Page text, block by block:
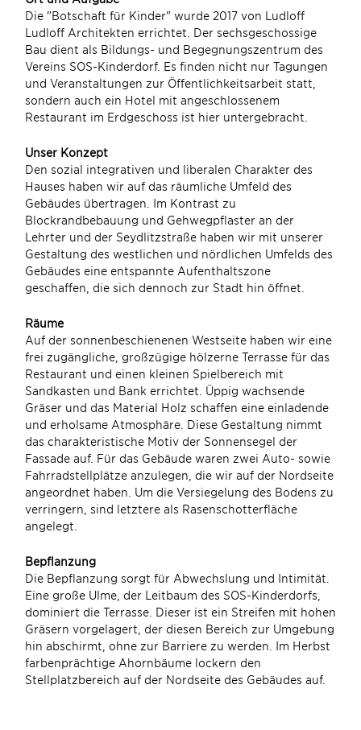
Die "Botschaft für Kinder" wurde 2017 von Ludloff
Ludloff Architekten errichtet. Der sechsgeschossige
Bau dient als Bildungs- und Begegnungszentrum des
Vereins SOS-Kinderdorf. Es finden nicht nur Tagungen
und Veranstaltungen zur Öffentlichkeitsarbeit statt,
sondern auch ein Hotel mit angeschlossenem
Restaurant im Erdgeschoss ist hier untergebracht.
Unser Konzept
Den sozial integrativen und liberalen Charakter des
Hauses haben wir auf das räumliche Umfeld des
Gebäudes übertragen. Im Kontrast zu
Blockrandbebauung und Gehwegpflaster an der
Lehrter und der Seydlitzstraße haben wir mit unserer
Gestaltung des westlichen und nördlichen Umfelds des
Gebäudes eine entspannte Aufenthaltszone
geschaffen, die sich dennoch zur Stadt hin öffnet.
Räume
Auf der sonnenbeschienenen Westseite haben wir eine
frei zugängliche, großzügige hölzerne Terrasse für das
Restaurant und einen kleinen Spielbereich mit
Sandkasten und Bank errichtet. Üppig wachsende
Gräser und das Material Holz schaffen eine einladende
und erholsame Atmosphäre. Diese Gestaltung nimmt
das charakteristische Motiv der Sonnensegel der
Fassade auf. Für das Gebäude waren zwei Auto- sowie
Fahrradstellplätze anzulegen, die wir auf der Nordseite
angeordnet haben. Um die Versiegelung des Bodens zu
verringern, sind letztere als Rasenschotterfläche
angelegt.
Bepflanzung
Die Bepflanzung sorgt für Abwechslung und Intimität.
Eine große Ulme, der Leitbaum des SOS-Kinderdorfs,
dominiert die Terrasse. Dieser ist ein Streifen mit hohen
Gräsern vorgelagert, der diesen Bereich zur Umgebung
hin abschirmt, ohne zur Barriere zu werden. Im Herbst
farbenprächtige Ahornbäume lockern den
Stellplatzbereich auf der Nordseite des Gebäudes auf.